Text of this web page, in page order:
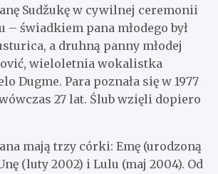
Sudžukę w cywilnej ceremonii
– świadkiem pana młodego był
a druhną panny młodej
wieloletnia wokalistka
Dugme. Para poznała się w 1977
27 lat. Ślub wzięli dopiero
mają trzy córki: Emę (urodzoną
(luty 2002) i Lulu (maj 2004). Od